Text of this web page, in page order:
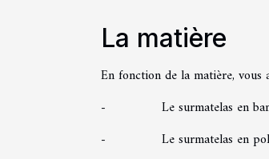
La matière
En fonction de la matière, vous
- Le surmatelas en
- Le surmatelas en